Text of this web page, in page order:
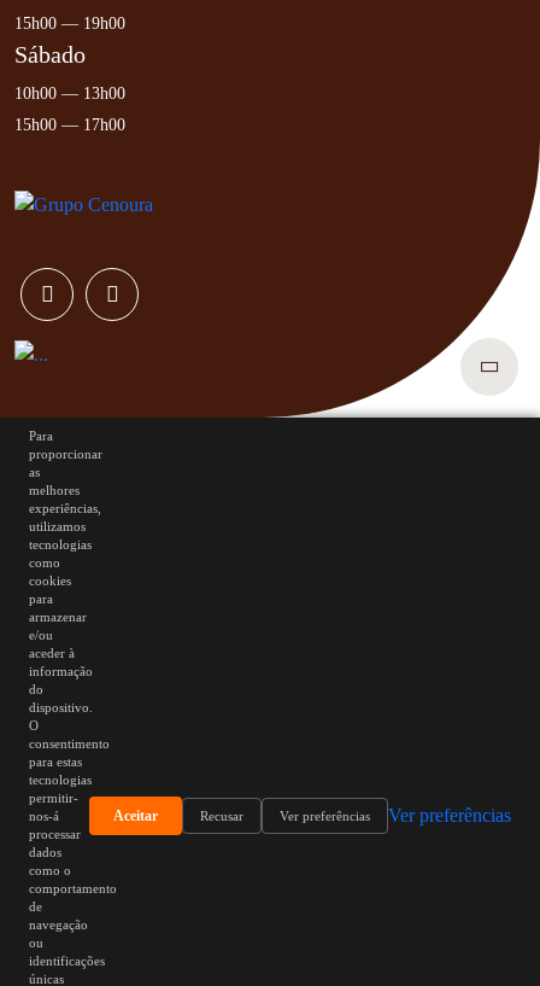
15h00 — 19h00
Sábado
10h00 — 13h00
15h00 — 17h00
Para
proporcionar
as
melhores
experiências,
utilizamos
tecnologias
como
cookies
para
armazenar
e/ou
aceder à
informação
do
dispositivo.
O
consentimento
para estas
tecnologias
permitir-
nos-á
processar
dados
como o
comportamento
de
navegação
ou
identificações
únicas
Aceitar Recusar Ver preferências Ver preferências